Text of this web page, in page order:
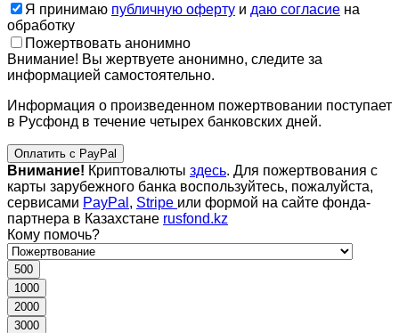
Я принимаю публичную оферту и даю согласие на
обработку
Пожертвовать анонимно
Внимание! Вы жертвуете анонимно, следите за
информацией самостоятельно.
Информация о произведенном пожертвовании поступает
в Русфонд в течение четырех банковских дней.
Оплатить с PayPal
Внимание! Криптовалюты здесь. Для пожертвования с
карты зарубежного банка воспользуйтесь, пожалуйста,
сервисами PayPal , Stripe или формой на сайте фонда-
партнера в Казахстане rusfond.kz
Кому помочь?
500
1000
2000
3000